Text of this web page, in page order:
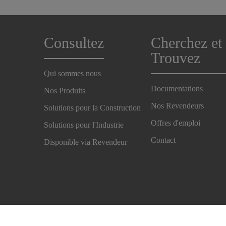
Consultez
Qui sommes nous
Nos Produits
Solutions pour la Construction
Solutions pour l'Industrie
Disponible via Revendeur
Cherchez et
Trouvez
Documentations
Nos Revendeurs
Offres d'emploi
Contact